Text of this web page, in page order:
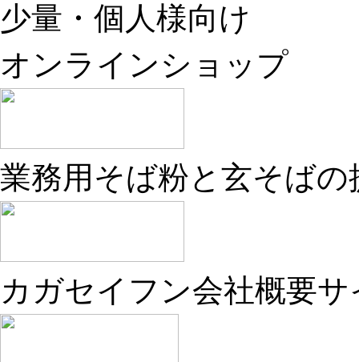
少量・個人様向け
オンラインショップ
業務用そば粉と玄そばの
カガセイフン会社概要サ